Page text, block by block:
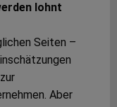
lohnt
Seiten –
Aber